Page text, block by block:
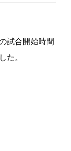
試合開始時間
た。